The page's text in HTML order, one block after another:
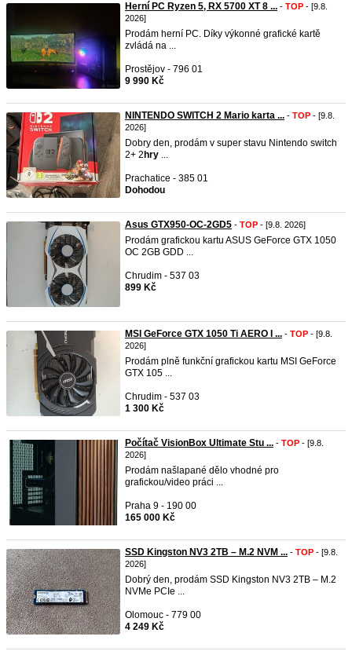
Herní PC Ryzen 5, RX 5700 XT 8 ... - TOP - [9.8.
2026]
Prodám herní PC. Díky výkonné grafické kartě
zvládá na ...
Prostějov - 796 01
9 990 Kč
NINTENDO SWITCH 2 Mario karta ... - TOP - [9.8.
2026]
Dobry den, prodám v super stavu Nintendo switch
2+ 2 hry ...
Prachatice - 385 01
Dohodou
Asus GTX950-OC-2GD5 - TOP - [9.8. 2026]
Prodám grafickou kartu ASUS GeForce GTX 1050
OC 2GB GDD ...
Chrudim - 537 03
899 Kč
MSI GeForce GTX 1050 Ti AERO I ... - TOP - [9.8.
2026]
Prodám plně funkční grafickou kartu MSI GeForce
GTX 105 ...
Chrudim - 537 03
1 300 Kč
Počítač VisionBox Ultimate Stu ... - TOP - [9.8.
2026]
Prodám našlapané dělo vhodné pro
grafickou/video práci ...
Praha 9 - 190 00
165 000 Kč
SSD Kingston NV3 2TB – M.2 NVM ... - TOP - [9.8.
2026]
Dobrý den, prodám SSD Kingston NV3 2TB – M.2
NVMe PCIe ...
Olomouc - 779 00
4 249 Kč